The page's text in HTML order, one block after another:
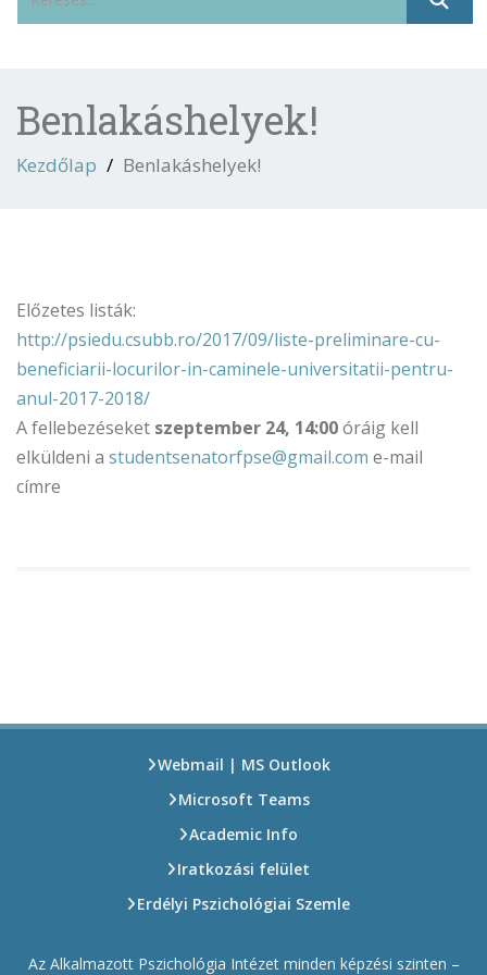
Benlakáshelyek!
Kezdőlap Benlakáshelyek!
Előzetes listák:
http://psiedu.csubb.ro/2017/09/liste-preliminare-cu-
beneficiarii-locurilor-in-caminele-universitatii-pentru-
anul-2017-2018/
A fellebezéseket szeptember 24, 14:00óráig kell
elküldeni a studentsenatorfpse@gmail.com e-mail
címre
Webmail | MS Outlook
Microsoft Teams
Academic Info
Iratkozási felület
Erdélyi Pszichológiai Szemle
Az Alkalmazott Pszichológia Intézet minden képzési szinten –